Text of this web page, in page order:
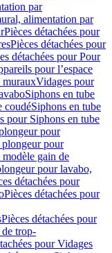
par
alimentation par
Pièces détachées pour
Pièces détachées pour
détachées pour Pour
pour l’espace
murauxVidages pour
Siphons en tube
coudéSiphons en tube
pour Siphons en tube
pour
plongeur pour
gain de
pour lavabo,
détachées pour
Pièces détachées pour
Pièces détachées pour
de trop-
pour Vidages